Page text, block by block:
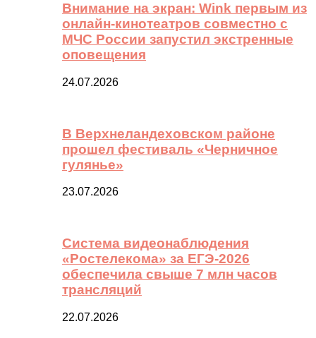
Внимание на экран: Wink первым из
онлайн-кинотеатров совместно с
МЧС России запустил экстренные
оповещения
24.07.2026
В Верхнеландеховском районе
прошел фестиваль «Черничное
гулянье»
23.07.2026
Система видеонаблюдения
«Ростелекома» за ЕГЭ-2026
обеспечила свыше 7 млн часов
трансляций
22.07.2026